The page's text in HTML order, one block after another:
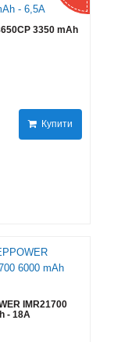
3350 mAh
Купити
IMR21700
- 18А